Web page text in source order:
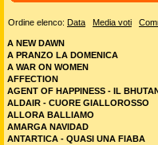
Ordine elenco: Data Media voti
A NEW DAWN
A PRANZO LA DOMENICA
A WAR ON WOMEN
AFFECTION
AGENT OF HAPPINESS - IL
ALDAIR - CUORE GIALLOROSSO
ALLORA BALLIAMO
AMARGA NAVIDAD
ANTARTICA - QUASI UNA FIABA